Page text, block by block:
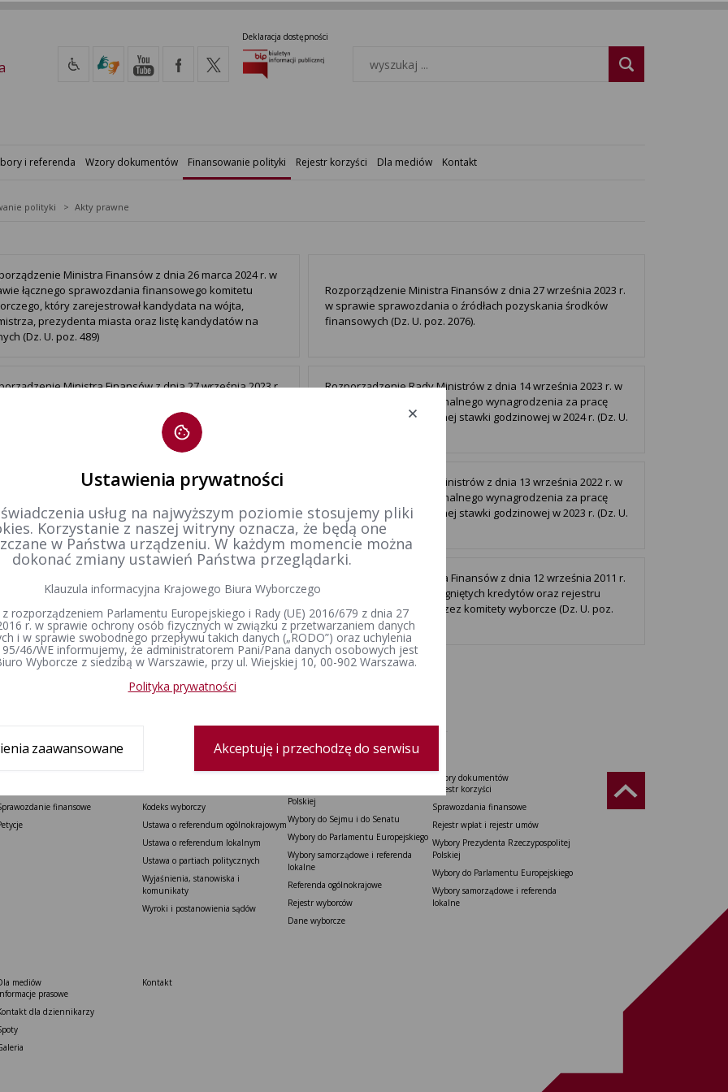
Deklaracja dostępności
i referenda Wzory dokumentów Finansowanie polityki Rejestr korzyści Dla mediów Kontakt
polityki Akty prawne
Ministra Finansów z dnia 26 marca 2024 r. w
łącznego sprawozdania finansowego komitetu
który zarejestrował kandydata na wójta,
prezydenta miasta oraz listę kandydatów na
(Dz. U. poz. 489)
Rozporządzenie Ministra Finansów z dnia 27 września 2023 r.
w sprawie sprawozdania o źródłach pozyskania środków
finansowych (Dz. U. poz. 2076).
Ministra Finansów z dnia 27 września 2023 r.
o poniesionych z subwencji wydatkach (Dz. U. poz.
Rozporządzenie Rady Ministrów z dnia 14 września 2023 r. w
sprawie wysokości minimalnego wynagrodzenia za pracę
oraz wysokości minimalnej stawki godzinowej w 2024 r. (Dz. U.
Ministra Finansów z dnia 27 września 2023 r.
sprawozdania finansowego komitetu wyborczego
poz. 2065).
Rozporządzenie Rady Ministrów z dnia 13 września 2022 r. w
sprawie wysokości minimalnego wynagrodzenia za pracę
oraz wysokości minimalnej stawki godzinowej w 2023 r. (Dz. U.
poz. 1952)
wysokości minimalnego wynagrodzenia za pracę
wysokości minimalnej stawki godzinowej w 2022 r. (Dz.U.
Rozporządzenie Ministra Finansów z dnia 12 września 2011 r.
w sprawie rejestru zaciągniętych kredytów oraz rejestru
wpłat, prowadzonych przez komitety wyborcze (Dz. U. poz.
1144)
finansowe
Kodeks wyborczy
Ustawa o referendum ogólnokrajowym
Ustawa o referendum lokalnym
Ustawa o partiach politycznych
Wyjaśnienia, stanowiska i
komunikaty
Wyroki i postanowienia sądów
Polskiej
Wybory do Sejmu i do Senatu
Wybory do Parlamentu Europejskiego
Wybory samorządowe i referenda
lokalne
Referenda ogólnokrajowe
Rejestr wyborców
Dane wyborcze
Wzory dokumentów
Rejestr korzyści
Sprawozdania finansowe
Rejestr wpłat i rejestr umów
Wybory Prezydenta Rzeczypospolitej
Polskiej
Wybory do Parlamentu Europejskiego
Wybory samorządowe i referenda
lokalne
mediów
prasowe
dla dziennikarzy
Kontakt
Ustawienia prywatności
usług na najwyższym poziomie stosujemy pliki
Korzystanie z naszej witryny oznacza, że będą one
w Państwa urządzeniu. W każdym momencie można
dokonać zmiany ustawień Państwa przeglądarki.
Klauzula informacyjna Krajowego Biura Wyborczego
rozporządzeniem Parlamentu Europejskiego i Rady (UE) 2016/679 z dnia 27
r. w sprawie ochrony osób fizycznych w związku z przetwarzaniem danych
i w sprawie swobodnego przepływu takich danych („RODO”) oraz uchylenia
46/WE informujemy, że administratorem Pani/Pana danych osobowych jest
Wyborcze z siedzibą w Warszawie, przy ul. Wiejskiej 10, 00-902 Warszawa.
Polityka prywatności
zaawansowane Akceptuję i przechodzę do serwisu